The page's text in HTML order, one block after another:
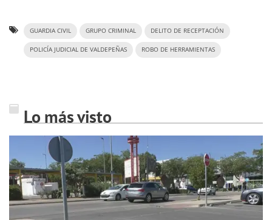
GUARDIA CIVIL GRUPO CRIMINAL DELITO DE RECEPTACIÓN
POLICÍA JUDICIAL DE VALDEPEÑAS ROBO DE HERRAMIENTAS
Lo más visto